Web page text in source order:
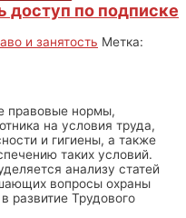
доступ по подписке
и занятость Метка:
правовые нормы,
на условия труда,
и гигиены, а также
таких условий.
анализу статей
вопросы охраны
развитие Трудового